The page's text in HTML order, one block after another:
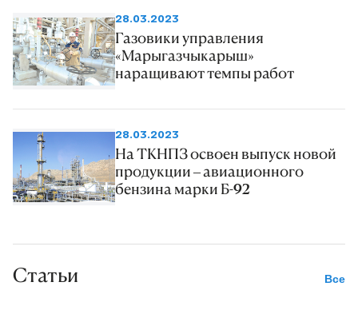
28.03.2023
Газовики управления
«Марыгазчыкарыш»
наращивают темпы работ
28.03.2023
На ТКНПЗ освоен выпуск новой
продукции – авиационного
бензина марки Б-92
Статьи Все